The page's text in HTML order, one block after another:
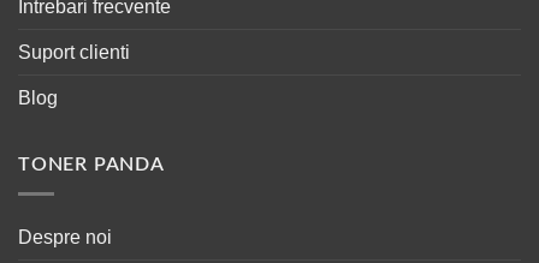
Intrebari frecvente
Suport clienti
Blog
TONER PANDA
Despre noi